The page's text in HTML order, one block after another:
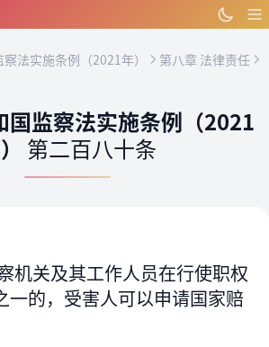
法实施条例（2021年）
第八章 法律责任
国监察法实施条例（2021
第二百八十条
机关及其工作人员在行使职权
一的，受害人可以申请国家赔